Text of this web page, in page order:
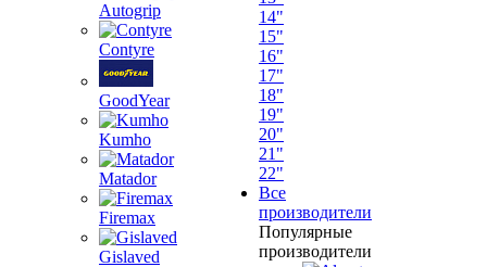
Autogrip
Contyre
GoodYear
Kumho
Matador
Firemax
Gislaved
14"
15"
16"
17"
18"
19"
20"
21"
22"
Все
производители
Популярные
производители